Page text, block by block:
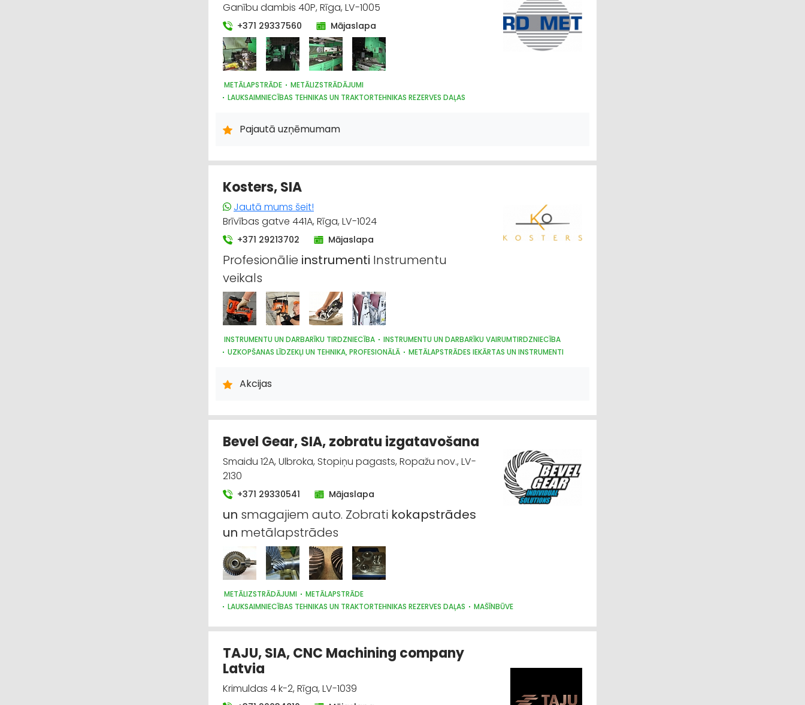
Ganību dambis 40P, Rīga, LV-1005
+371 29337560 Mājaslapa
METĀLAPSTRĀDE
METĀLIZSTRĀDĀJUMI
LAUKSAIMNIECĪBAS TEHNIKAS UN TRAKTORTEHNIKAS REZERVES DAĻAS
Pajautā uzņēmumam
Kosters, SIA
Jautā mums šeit!
Brīvības gatve 441A, Rīga, LV-1024
+371 29213702 Mājaslapa
Profesionālie instrumenti Instrumentu
veikals
INSTRUMENTU UN DARBARĪKU TIRDZNIECĪBA
INSTRUMENTU UN DARBARĪKU VAIRUMTIRDZNIECĪBA
UZKOPŠANAS LĪDZEKĻI UN TEHNIKA, PROFESIONĀLĀ
METĀLAPSTRĀDES IEKĀRTAS UN INSTRUMENTI
KOKAPSTRĀDES IEKĀRTAS UN INSTRUMENTI
Akcijas
Bevel Gear, SIA, zobratu izgatavošana
Smaidu 12A, Ulbroka, Stopiņu pagasts, Ropažu nov., LV-
2130
+371 29330541 Mājaslapa
un smagajiem auto. Zobrati kokapstrādes
un metālapstrādes
METĀLIZSTRĀDĀJUMI
METĀLAPSTRĀDE
LAUKSAIMNIECĪBAS TEHNIKAS UN TRAKTORTEHNIKAS REZERVES DAĻAS
MAŠĪNBŪVE
TAJU, SIA, CNC Machining company
Latvia
Krimuldas 4 k-2, Rīga, LV-1039